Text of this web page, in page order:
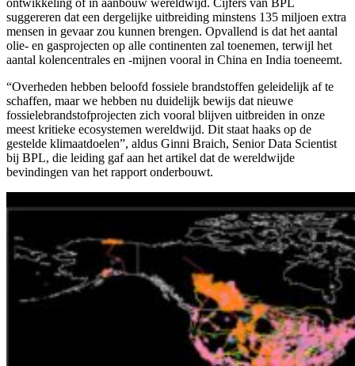
ontwikkeling of in aanbouw wereldwijd. Cijfers van BPL
suggereren dat een dergelijke uitbreiding minstens 135 miljoen extra
mensen in gevaar zou kunnen brengen. Opvallend is dat het aantal
olie- en gasprojecten op alle continenten zal toenemen, terwijl het
aantal kolencentrales en -mijnen vooral in China en India toeneemt.
“Overheden hebben beloofd fossiele brandstoffen geleidelijk af te
schaffen, maar we hebben nu duidelijk bewijs dat nieuwe
fossielebrandstofprojecten zich vooral blijven uitbreiden in onze
meest kritieke ecosystemen wereldwijd. Dit staat haaks op de
gestelde klimaatdoelen”, aldus Ginni Braich, Senior Data Scientist
bij BPL, die leiding gaf aan het artikel dat de wereldwijde
bevindingen van het rapport onderbouwt.